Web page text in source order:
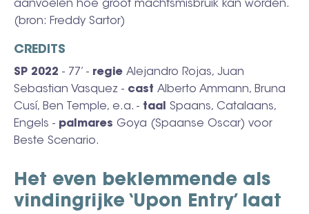
aanvoelen hoe groot machtsmisbruik kan worden.
(bron: Freddy Sartor)
CREDITS
SP 2022 - 77’ - regie Alejandro Rojas, Juan
Sebastian Vasquez - cast Alberto Ammann, Bruna
Cusí, Ben Temple, e.a. - taal Spaans, Catalaans,
Engels - palmares Goya (Spaanse Oscar) voor
Beste Scenario.
Het even beklemmende als
vindingrijke ‘Upon Entry’ laat